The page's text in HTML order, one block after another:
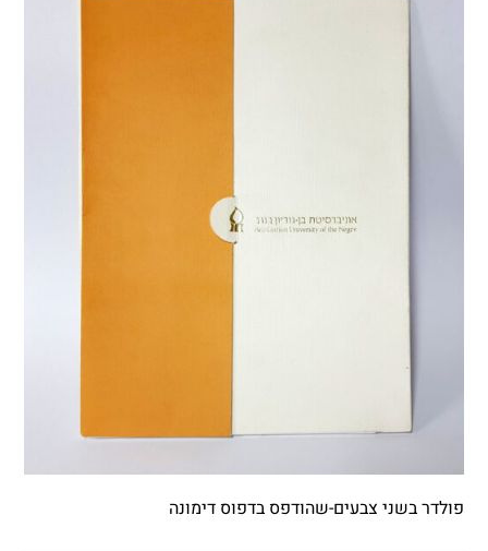
פולדר בשני צבעים-שהודפס בדפוס דימונה